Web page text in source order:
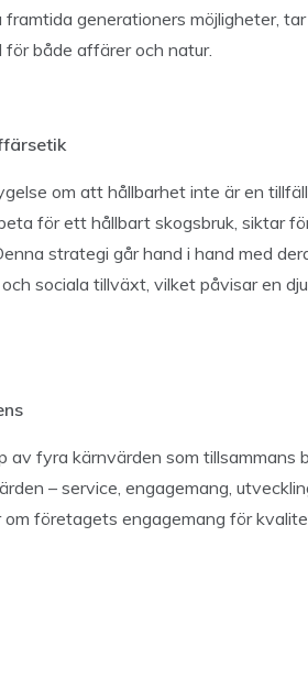
generationers möjligheter, tar
både affärer och natur.
om att hållbarhet inte är en
för ett hållbart skogsbruk, siktar
strategi går hand i hand med
sociala tillväxt, vilket påvisar en
av fyra kärnvärden som tillsammans
– service, engagemang,
företagets engagemang för